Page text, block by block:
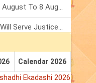
Tarot Weekly Horoscope: 2 August To 8 August, 2026
Shanivar Vrat 2026: Saturn Will Serve Justice In Sawan Month!
Calendar 2026
Ekadashi 2026